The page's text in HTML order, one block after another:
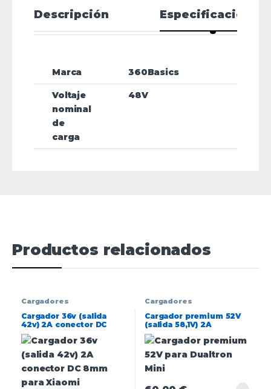
Descripción Especificaciones
Marca 360Basics
Voltaje
nominal
de
carga
48V
Productos relacionados
Cargadores
Cargador 36v (salida
42v) 2A conector DC
8mm para Xiaomi
Cargadores
Cargador premium 52V
(salida 58,1V) 2A
conector LP16 para
Dualtron Mini [Ewheel]